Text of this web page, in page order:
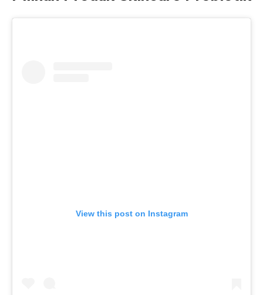
View this post on Instagram